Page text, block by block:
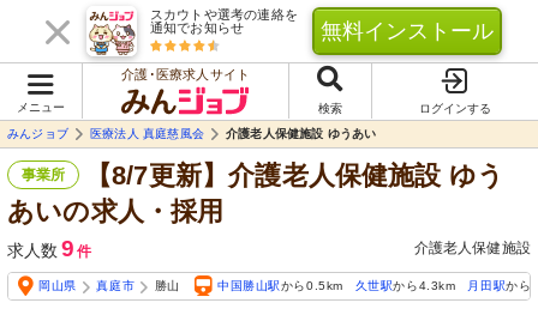
スカウトや選考の連絡を
通知でお知らせ
無料インストール
メニュー
介護･医療求人サイト
検索
ログインする
みんジョブ
医療法人 真庭慈風会 介護老人保健施設 ゆうあい
事業所
【8/7更新】介護老人保健施設 ゆう
あいの求人・採用
求人数 9 件 介護老人保健施設
岡山県 真庭市 勝山 中国勝山駅から0.5km 久世駅から4.3km 月田駅から